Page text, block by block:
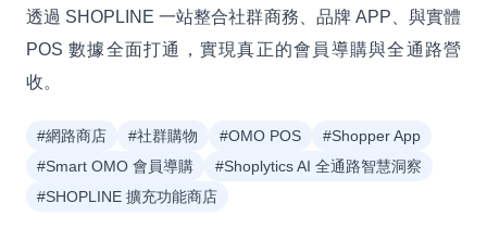
透過 SHOPLINE 一站整合社群商務、品牌 APP、與實體
POS 數據全面打通，實現真正的會員導購與全通路營
收。
#網路商店 #社群購物 #OMO POS
#Shopper App
#Smart OMO 會員導購
#Shoplytics AI 全通路智慧洞察
#SHOPLINE 擴充功能商店